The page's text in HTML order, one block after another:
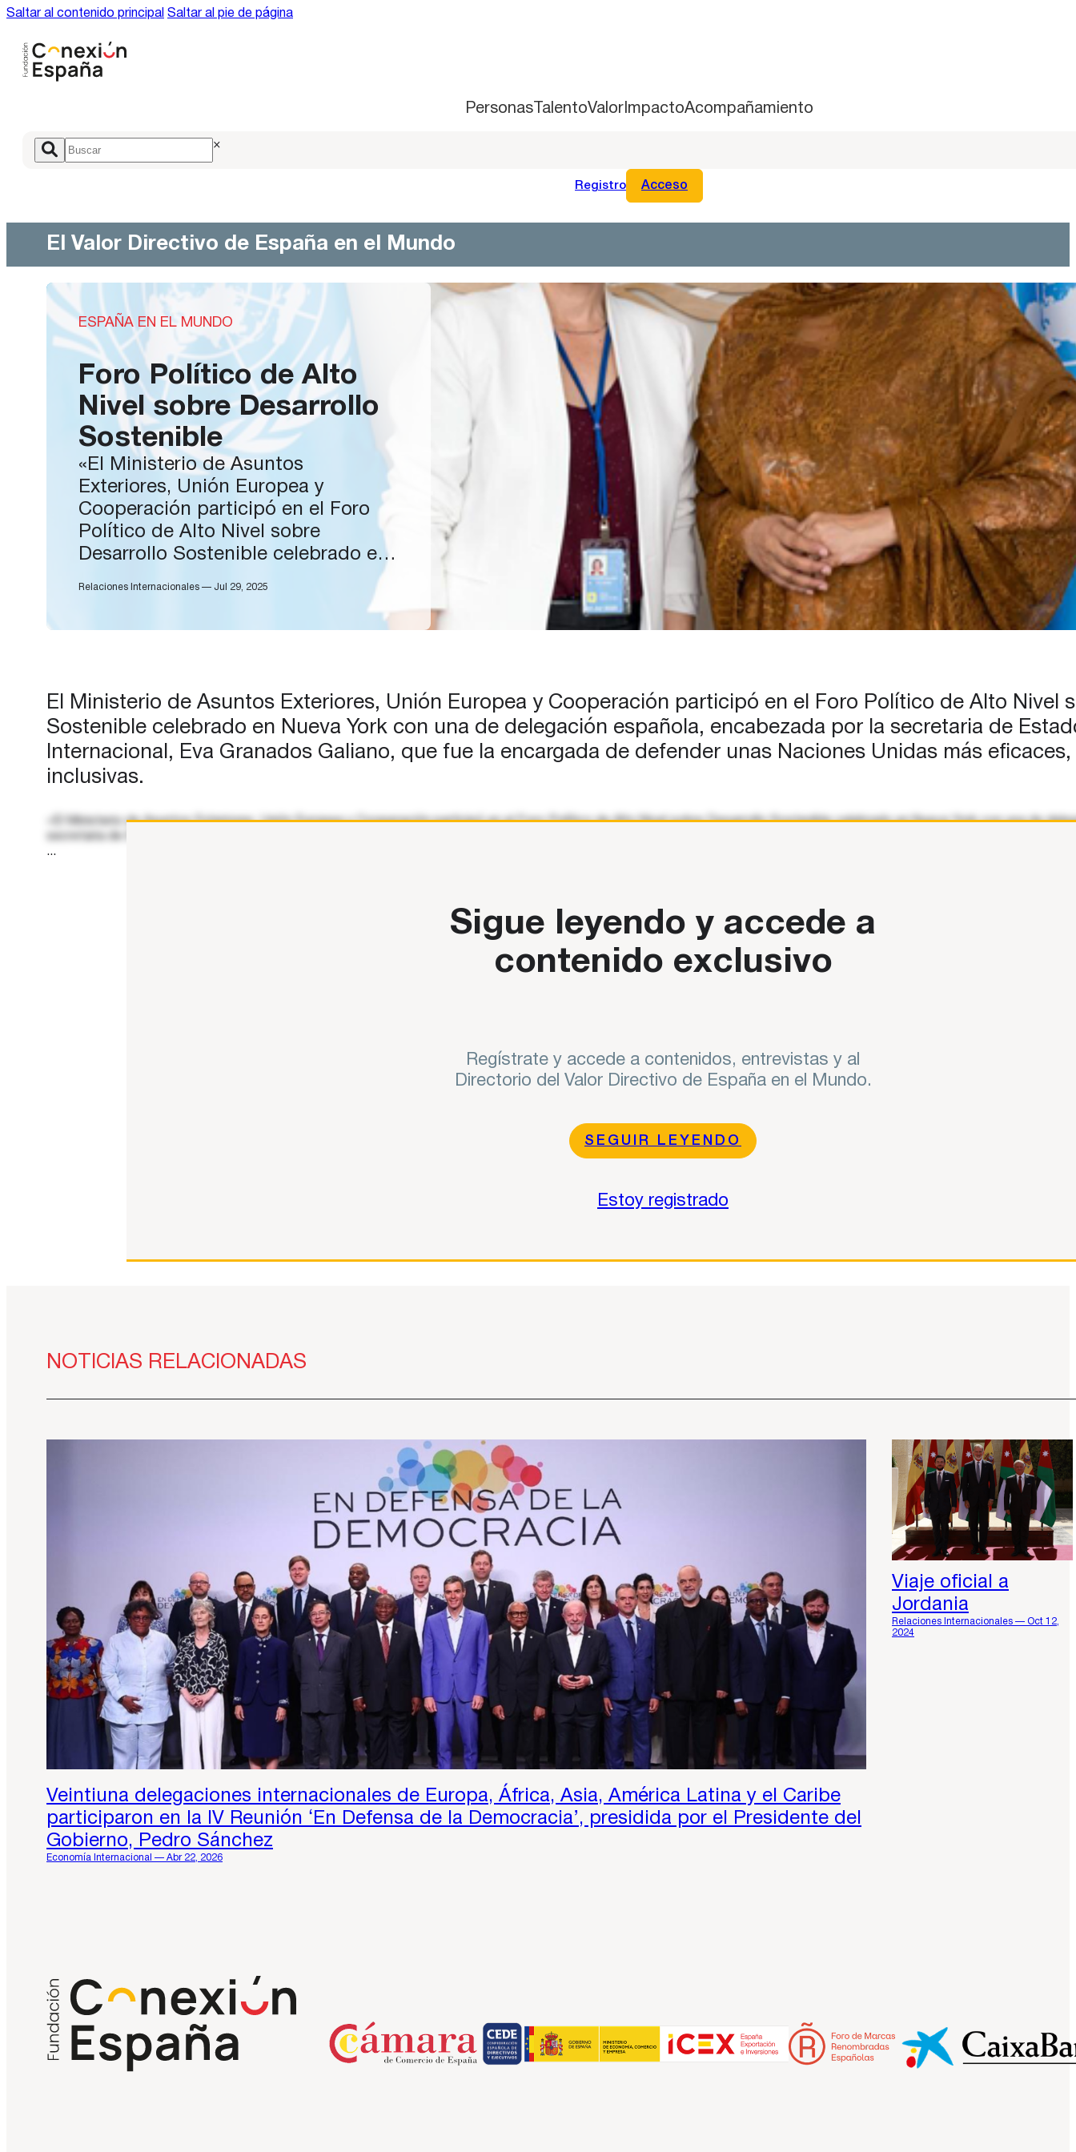
Saltar al contenido principal Saltar al pie de página
PersonasTalentoValorImpactoAcompañamiento
×
Registro Acceso
El Valor Directivo de España en el Mundo
ESPAÑA EN EL MUNDO
Foro Político de Alto
Nivel sobre Desarrollo
Sostenible
«El Ministerio de Asuntos
Exteriores, Unión Europea y
Cooperación participó en el Foro
Político de Alto Nivel sobre
Desarrollo Sostenible celebrado en
Nueva York con una de delegación
encargada de defender unas
Naciones Unidas más eficaces,
coordinadas e inclusivas…
Relaciones Internacionales — Jul 29, 2025
El Ministerio de Asuntos Exteriores, Unión Europea y Cooperación participó en el Foro Político de Alto Nivel
Sostenible celebrado en Nueva York con una de delegación española, encabezada por la secretaria de
Internacional, Eva Granados Galiano, que fue la encargada de defender unas Naciones Unidas más
inclusivas.
«El Ministerio de Asuntos Exteriores, Unión Europea y Cooperación participó en el Foro Político de Alto Nivel sobre Desarrollo Sostenible celebrado en Nueva York con una de
...
Sigue leyendo y accede a
contenido exclusivo
Regístrate y accede a contenidos, entrevistas y al
Directorio del Valor Directivo de España en el Mundo.
SEGUIR LEYENDO
Estoy registrado
NOTICIAS RELACIONADAS
Veintiuna delegaciones internacionales de Europa, África, Asia, América Latina y el Caribe
participaron en la IV Reunión ‘En Defensa de la Democracia’, presidida por el Presidente del
Gobierno, Pedro Sánchez
Economía Internacional — Abr 22, 2026
Viaje oficial a
Jordania
Relaciones Internacionales — Oct 12,
2024